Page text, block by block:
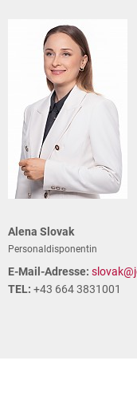
Alena Slovak
Personaldisponentin
E-Mail-Adresse:
TEL: +43 664 3831001